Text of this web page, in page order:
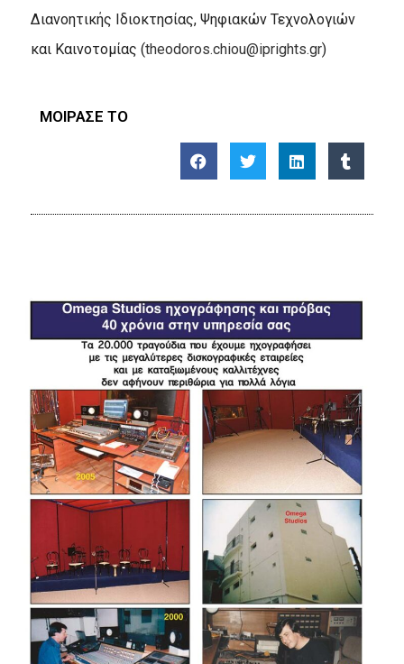
Διανοητικής Ιδιοκτησίας, Ψηφιακών Τεχνολογιών
και Καινοτομίας (theodoros.chiou@iprights.gr)
ΜΟΙΡΑΣΕ ΤΟ